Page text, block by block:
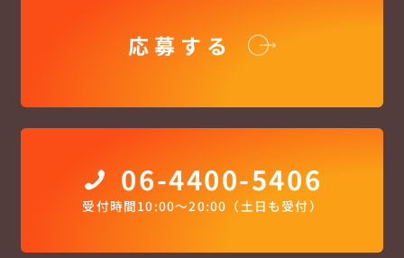
応募する
06-4400-5406
受付時間10:00〜20:00（土日も受付）